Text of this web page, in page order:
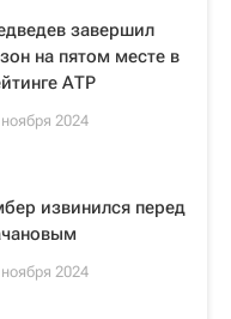
завершил
на пятом месте в
АТР
2024
извинился перед
2024